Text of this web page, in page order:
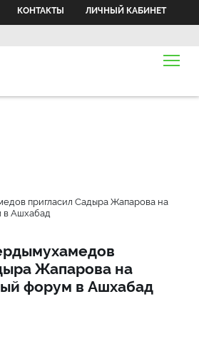
КОНТАКТЫ ЛИЧНЫЙ КАБИНЕТ
пригласил Садыра Жапарова на
Ашхабад
Жапарова на
форум в Ашхабад